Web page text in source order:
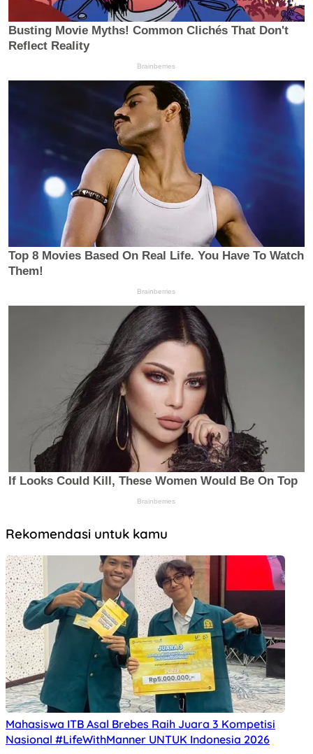
Rekomendasi untuk kamu
Mahasiswa ITB Asal Brebes Raih Juara 3 Kompetisi
Nasional #LifeWithManner UNTUK Indonesia 2026